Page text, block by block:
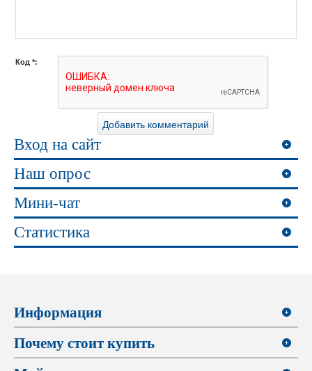
Код *:
Вход на сайт
Наш опрос
Мини-чат
Статистика
Информация
Почему стоит купить